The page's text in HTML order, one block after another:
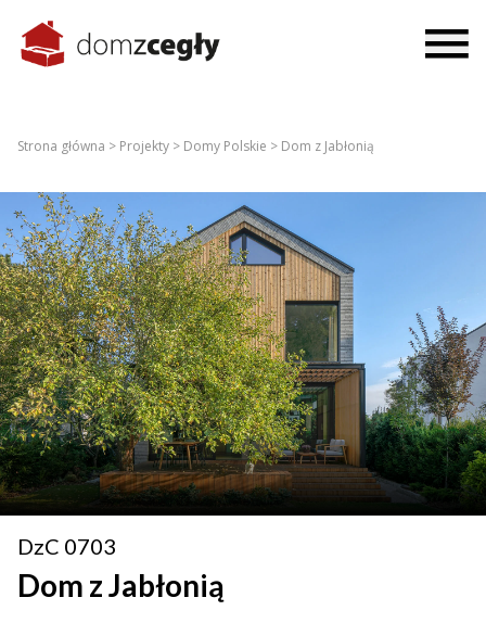
Strona główna > Projekty > Domy Polskie > Dom z Jabłonią
DzC 0703
Dom z Jabłonią